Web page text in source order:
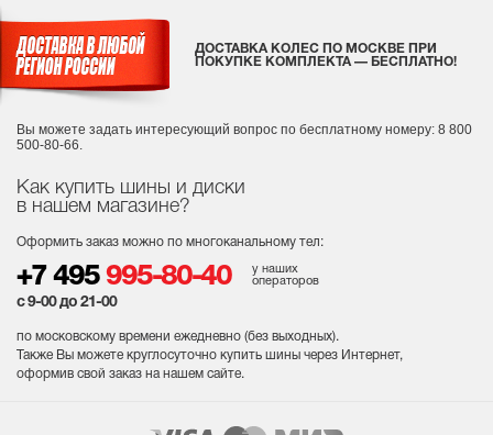
Как купить шины и диски
в нашем магазине?
Оформить заказ можно по многоканальному тел:
+7 495 995-80-40
у наших
операторов
с 9-00 до 21-00
по московскому времени ежедневно (без выходных).
Также Вы можете круглосуточно купить шины через Интернет,
оформив свой заказ на нашем сайте.
ДОСТАВКА КОЛЕС ПО МОСКВЕ ПРИ
ПОКУПКЕ КОМПЛЕКТА — БЕСПЛАТНО!
Вы можете задать интересующий вопрос по бесплатному номеру: 8 800
500-80-66.